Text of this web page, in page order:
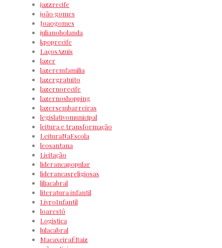
jazzrecife
joão gomes
Joaogomes
julianoholanda
kpoprecife
LaçosAzuis
lazer
lazeremfamilia
lazergratuito
lazernorecife
lazernoshopping
lazersembarreiras
legislativomunicipal
leitura e transformação
LeituraNaEscola
leosantana
Licitação
liderancapopular
liderancasreligiosas
liliacabral
literatura infantil
LivroInfantil
loarestô
Logistica
lulacabral
MacaxeiraÉRaiz